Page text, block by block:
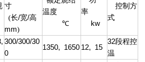
寸
(长/宽/高
mm)
温度
℃
率
kw
控制方
式
300/300/30
0
1350, 1650 12, 15
32段程控
温